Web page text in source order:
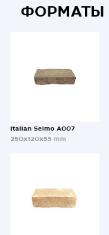
ФОРМАТЫ
Italian Selmo A007
250x120x55 mm